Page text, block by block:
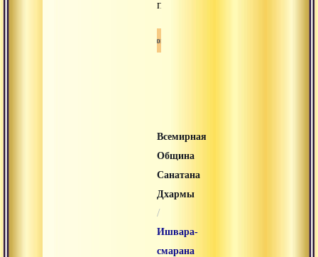
полнота)».
Йога
Всемирная
Община
Санатана
Дхармы
/
Ишвара-
смарана